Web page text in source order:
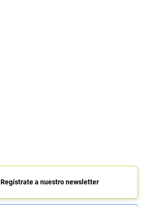
Regístrate a nuestro newsletter